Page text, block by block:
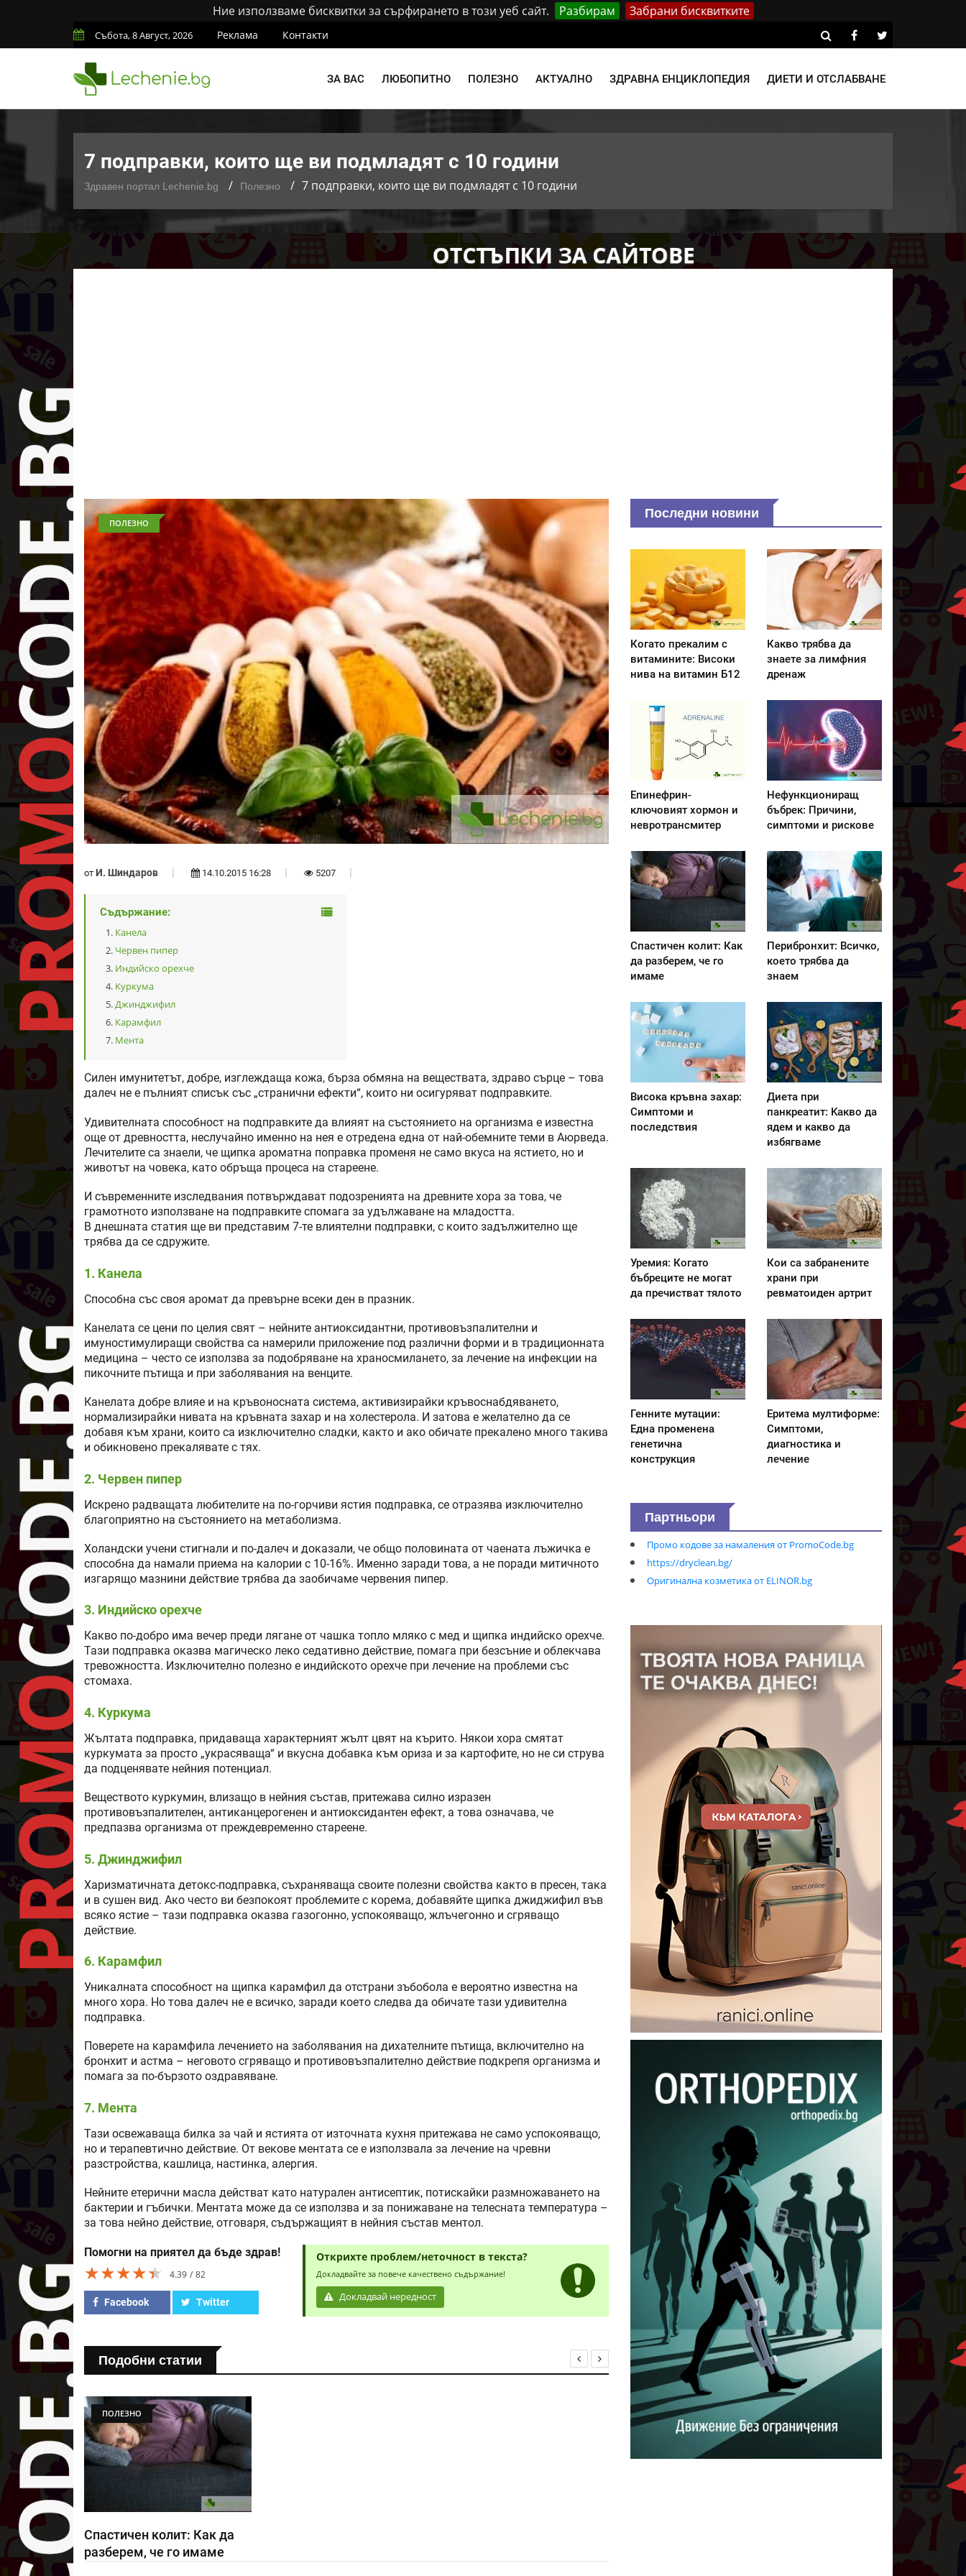
Ние използваме бисквитки за сърфирането в този уеб сайт. Разбирам Забрани бисквитките
Събота, 8 Август, 2026 Реклама Контакти
ЗА ВАС ЛЮБОПИТНО ПОЛЕЗНО АКТУАЛНО ЗДРАВНА ЕНЦИКЛОПЕДИЯ ДИЕТИ И ОТСЛАБВАНЕ
7 подправки, които ще ви подмладят с 10 години
Здравен портал Lechenie.bg Полезно 7 подправки, които ще ви подмладят с 10 години
ПОЛЕЗНО
от И. Шиндаров 14.10.2015 16:28 5207
Съдържание:
Канела
Червен пипер
Индийско орехче
Куркума
Джинджифил
Карамфил
Мента
Силен имунитетът, добре, изглеждаща кожа, бърза обмяна на веществата, здраво сърце – това
далеч не е пълният списък със „странични ефекти“, които ни осигуряват подправките.
Удивителната способност на подправките да влияят на състоянието на организма е известна
още от древността, неслучайно именно на нея е отредена една от най-обемните теми в Аюрведа.
Лечителите са знаели, че щипка ароматна поправка променя не само вкуса на ястието, но и
животът на човека, като обръща процеса на стареене.
И съвременните изследвания потвърждават подозренията на древните хора за това, че
грамотното използване на подправките спомага за удължаване на младостта.
В днешната статия ще ви представим 7-те влиятелни подправки, с които задължително ще
трябва да се сдружите.
1. Канела
Способна със своя аромат да превърне всеки ден в празник.
Канелата се цени по целия свят – нейните антиоксидантни, противовъзпалителни и
имуностимулиращи свойства са намерили приложение под различни форми и в традиционната
медицина – често се използва за подобряване на храносмилането, за лечение на инфекции на
пикочните пътища и при заболявания на венците.
Канелата добре влияе и на кръвоносната система, активизирайки кръвоснабдяването,
нормализирайки нивата на кръвната захар и на холестерола. И затова е желателно да се
добавя към храни, които са изключително сладки, както и ако обичате прекалено много такива
и обикновено прекалявате с тях.
2. Червен пипер
Искрено радващата любителите на по-горчиви ястия подправка, се отразява изключително
благоприятно на състоянието на метаболизма.
Холандски учени стигнали и по-далеч и доказали, че общо половината от чаената лъжичка е
способна да намали приема на калории с 10-16%. Именно заради това, а не поради митичното
изгарящо мазнини действие трябва да заобичаме червения пипер.
3. Индийско орехче
Какво по-добро има вечер преди лягане от чашка топло мляко с мед и щипка индийско орехче.
Тази подправка оказва магическо леко седативно действие, помага при безсъние и облекчава
тревожността. Изключително полезно е индийското орехче при лечение на проблеми със
стомаха.
4. Куркума
Жълтата подправка, придаваща характерният жълт цвят на кърито. Някои хора смятат
куркумата за просто „украсяваща“ и вкусна добавка към ориза и за картофите, но не си струва
да подценявате нейния потенциал.
Веществото куркумин, влизащо в нейния състав, притежава силно изразен
противовъзпалителен, антиканцерогенен и антиоксидантен ефект, а това означава, че
предпазва организма от преждевременно стареене.
5. Джинджифил
Харизматичната детокс-подправка, съхраняваща своите полезни свойства както в пресен, така
и в сушен вид. Ако често ви безпокоят проблемите с корема, добавяйте щипка джиджифил във
всяко ястие – тази подправка оказва газогонно, успокояващо, жлъчегонно и сгряващо
действие.
6. Карамфил
Уникалната способност на щипка карамфил да отстрани зъбобола е вероятно известна на
много хора. Но това далеч не е всичко, заради което следва да обичате тази удивителна
подправка.
Поверете на карамфила лечението на заболявания на дихателните пътища, включително на
бронхит и астма – неговото сгряващо и противовъзпалително действие подкрепя организма и
помага за по-бързото оздравяване.
7. Мента
Тази освежаваща билка за чай и ястията от източната кухня притежава не само успокояващо,
но и терапевтично действие. От векове ментата се е използвала за лечение на чревни
разстройства, кашлица, настинка, алергия.
Нейните етерични масла действат като натурален антисептик, потискайки размножаването на
бактерии и гъбички. Ментата може да се използва и за понижаване на телесната температура –
за това нейно действие, отговаря, съдържащият в нейния състав ментол.
Помогни на приятел да бъде здрав!
★★★★★
★★★★★
★★★★★ 4.39 82
Facebook Twitter
Открихте проблем/неточност в текста?
Докладвайте за повече качествено съдържание!
Докладвай нередност
Подобни статии
ПОЛЕЗНО
Спастичен колит: Как да
разберем, че го имаме
Последни новини
Когато прекалим с
витамините: Високи
нива на витамин Б12
Какво трябва да
знаете за лимфния
дренаж
Епинефрин-
ключовият хормон и
невротрансмитер
Нефункциониращ
бъбрек: Причини,
симптоми и рискове
Спастичен колит: Как
да разберем, че го
имаме
Перибронхит: Всичко,
което трябва да
знаем
Висока кръвна захар:
Симптоми и
последствия
Диета при
панкреатит: Kакво да
ядем и какво да
избягваме
Уремия: Когато
бъбреците не могат
да пречистват тялото
Кои са забранените
храни при
ревматоиден артрит
Генните мутации:
Една променена
генетична
конструкция
Еритема мултиформе:
Симптоми,
диагностика и
лечение
Партньори
Промо кодове за намаления от PromoCode.bg
https://dryclean.bg/
Оригинална козметика от ELINOR.bg